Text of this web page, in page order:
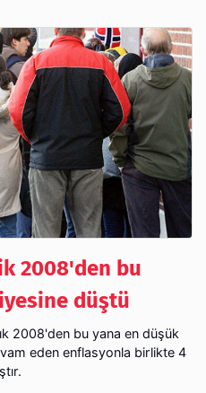
2008'den bu
düştü
2008'den bu yana en düşük
eden enflasyonla birlikte 4